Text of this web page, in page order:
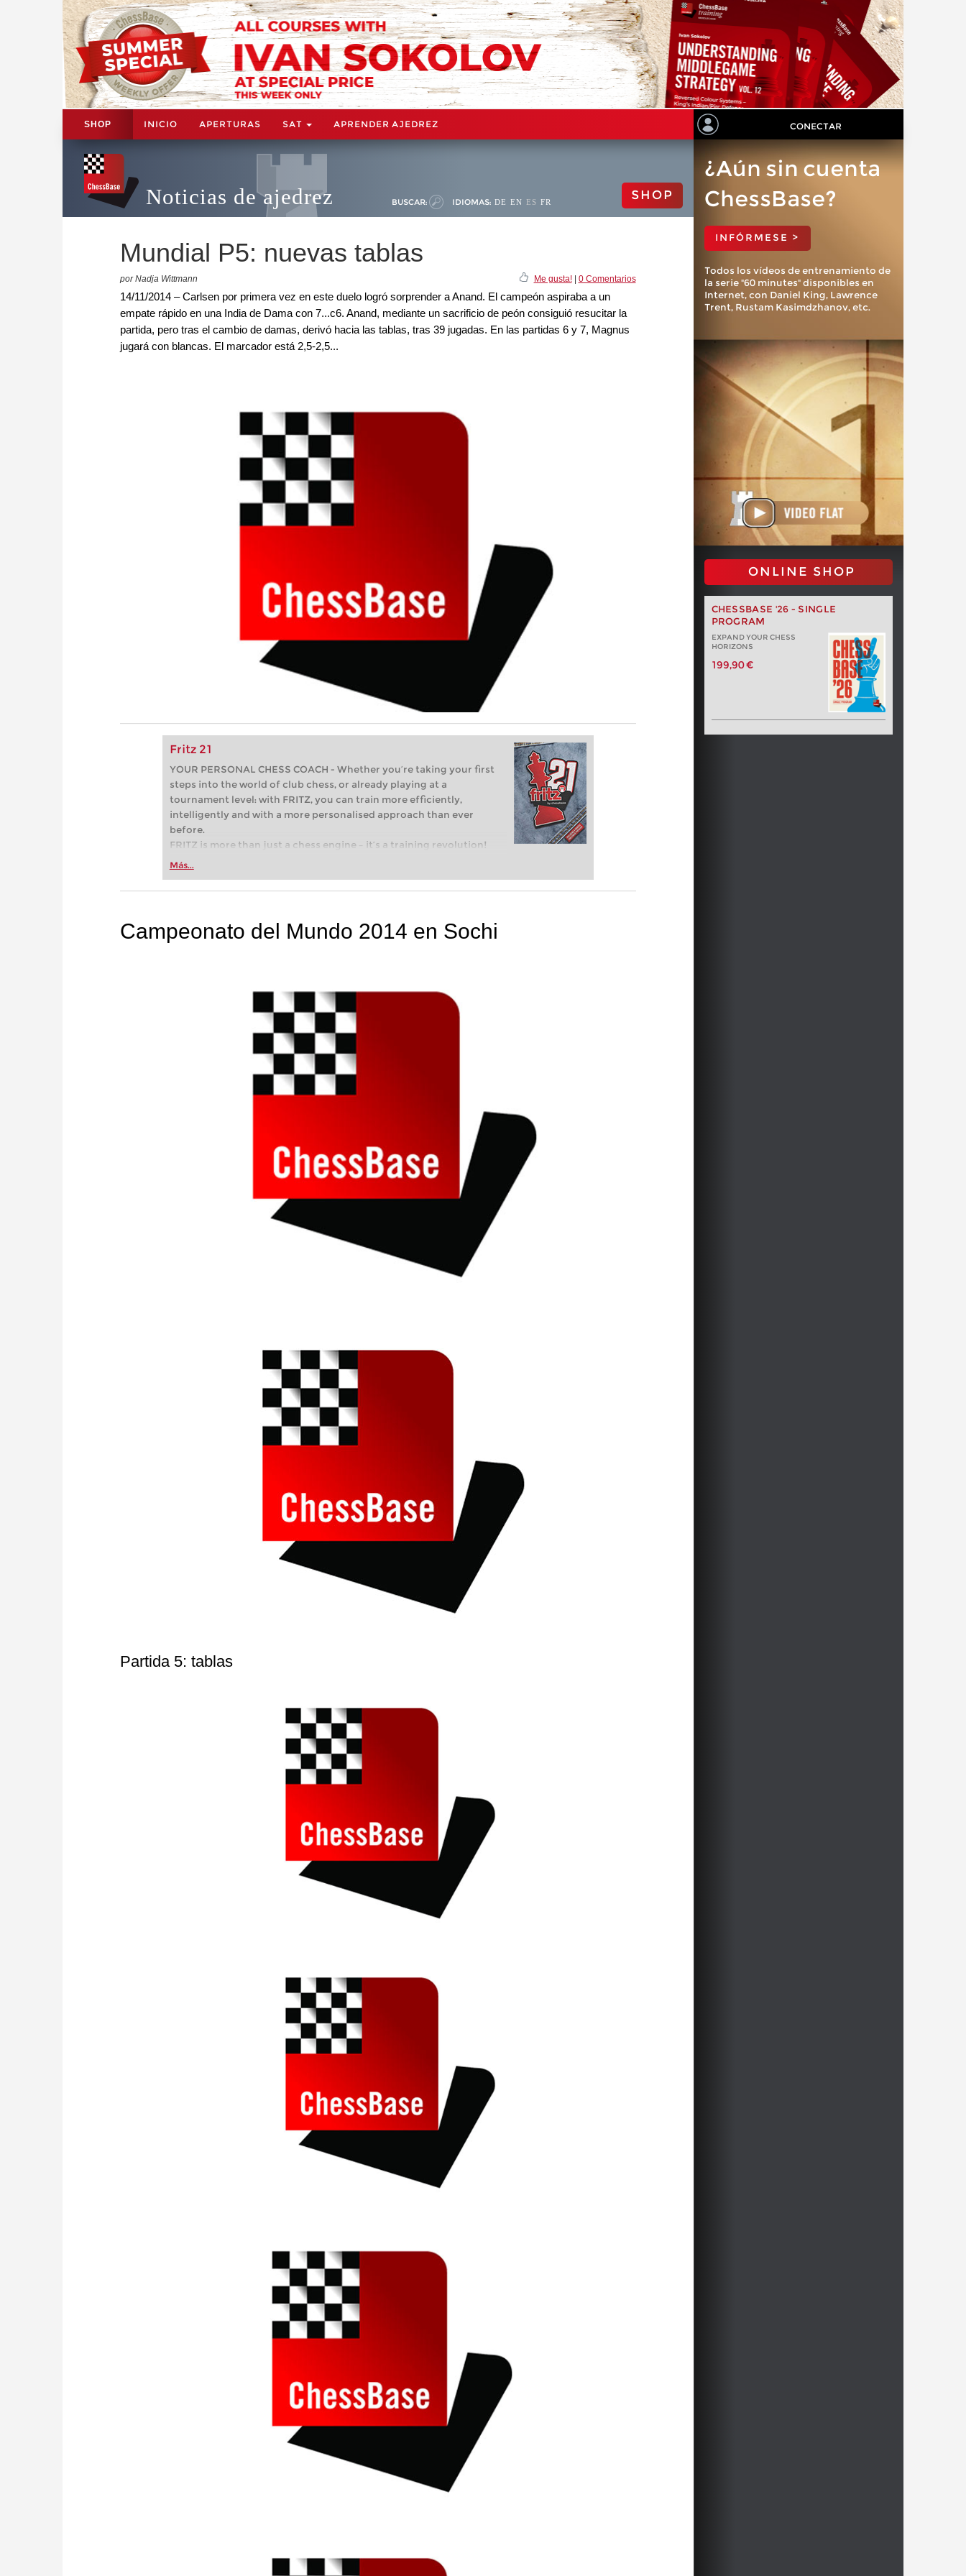
SHOP INICIO APERTURAS SAT APRENDER AJEDREZ CONECTAR
Noticias de ajedrez BUSCAR: IDIOMAS: DE EN ES FR SHOP
Mundial P5: nuevas tablas
por Nadja Wittmann Me gusta!| 0 Comentarios
14/11/2014 – Carlsen por primera vez en este duelo logró sorprender a Anand. El campeón aspiraba a un
empate rápido en una India de Dama con 7...c6. Anand, mediante un sacrificio de peón consiguió resucitar la
partida, pero tras el cambio de damas, derivó hacia las tablas, tras 39 jugadas. En las partidas 6 y 7, Magnus
jugará con blancas. El marcador está 2,5-2,5...
Fritz 21
YOUR PERSONAL CHESS COACH - Whether you’re taking your first
steps into the world of club chess, or already playing at a
tournament level: with FRITZ, you can train more efficiently,
intelligently and with a more personalised approach than ever
before.
FRITZ is more than just a chess engine – it’s a training revolution!
Whether you’re taking your first steps into the world of club chess,
more efficiently, intelligently and with a more personalised
Más...
¿Aún sin cuenta
ChessBase?
INFÓRMESE >
Todos los vídeos de entrenamiento de
la serie "60 minutes" disponibles en
Internet, con Daniel King, Lawrence
Trent, Rustam Kasimdzhanov, etc.
ONLINE SHOP
CHESSBASE '26 - SINGLE
PROGRAM
EXPAND YOUR CHESS
HORIZONS
199,90 €
Campeonato del Mundo 2014 en Sochi
Partida 5: tablas